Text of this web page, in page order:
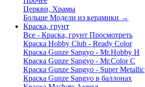
Церкви, Храмы
Больше Модели из керамики →
Краска, грунт
Все - Краска, грунт Просмотреть
Краска Hobby Club - Ready Color
Краска Gunze Sangyo - Mr.Hobby H
Краска Gunze Sangyo - Mr.Color C
Краска Gunze Sangyo - Super Metallic
Краска Gunze Sangyo в баллонах